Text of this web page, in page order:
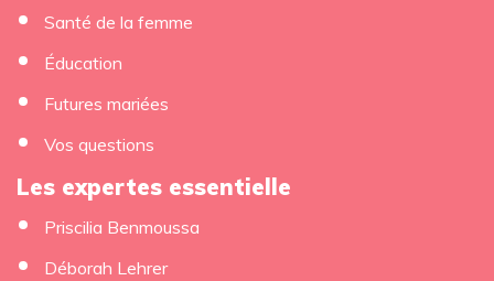
Santé de la femme
Éducation
Futures mariées
Vos questions
Les expertes essentielle
Priscilia Benmoussa
Déborah Lehrer